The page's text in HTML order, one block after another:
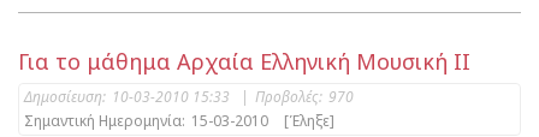
Για το μάθημα Αρχαία Ελληνική Μουσική ΙΙ
Δημοσίευση: 10-03-2010 15:33 | Προβολές: 970
Σημαντική Ημερομηνία: 15-03-2010 [Έληξε]